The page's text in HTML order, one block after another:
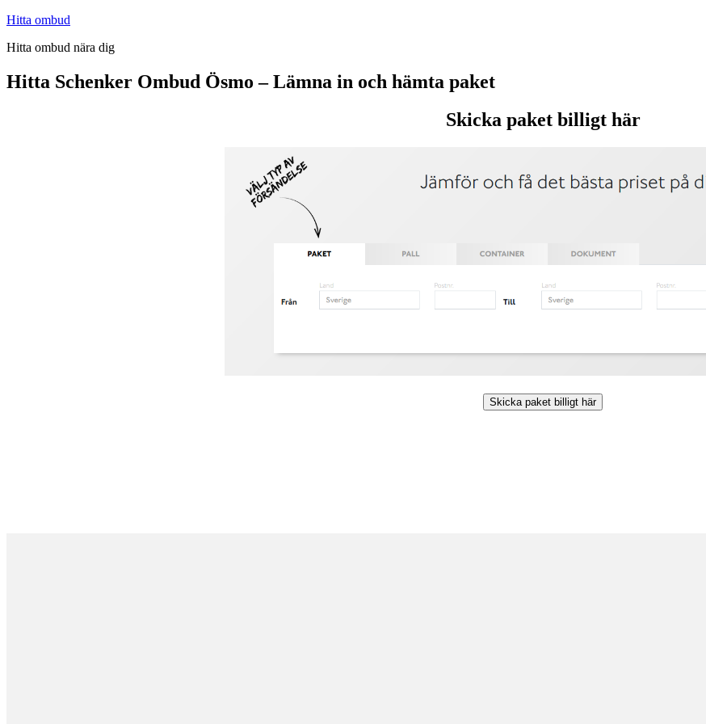
Hoppa
innehåll
Hitta ombud
Hitta ombud nära dig
Hitta Schenker Ombud Ösmo – Lämna in och hämta paket
Skicka paket billigt här
Skicka paket billigt här